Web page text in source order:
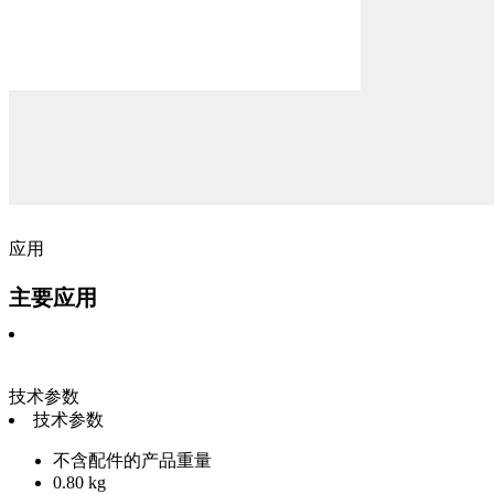
应用
主要应用
技术参数
技术参数
不含配件的产品重量
0.80 kg